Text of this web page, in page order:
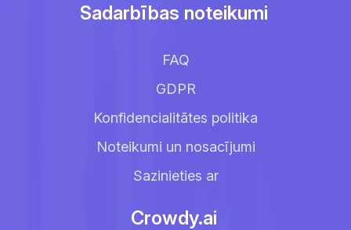
Sadarbības noteikumi
FAQ
GDPR
Konfidencialitātes politika
Noteikumi un nosacījumi
Sazinieties ar
Crowdy.ai